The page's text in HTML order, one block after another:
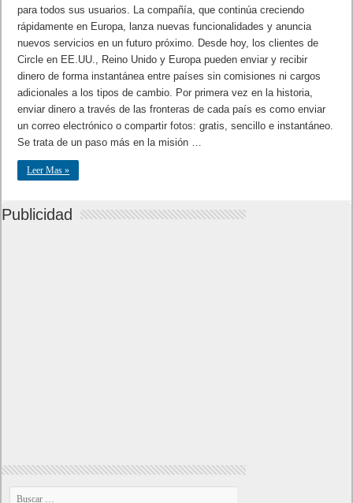
para todos sus usuarios. La compañía, que continúa creciendo
rápidamente en Europa, lanza nuevas funcionalidades y anuncia
nuevos servicios en un futuro próximo. Desde hoy, los clientes de
Circle en EE.UU., Reino Unido y Europa pueden enviar y recibir
dinero de forma instantánea entre países sin comisiones ni cargos
adicionales a los tipos de cambio. Por primera vez en la historia,
enviar dinero a través de las fronteras de cada país es como enviar
un correo electrónico o compartir fotos: gratis, sencillo e instantáneo.
Se trata de un paso más en la misión …
Leer Mas »
Publicidad